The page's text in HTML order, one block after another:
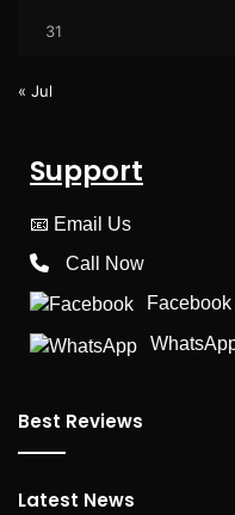
31
« Jul
Support
📧 Email Us
Call Now
Facebook
Best Reviews
Latest News